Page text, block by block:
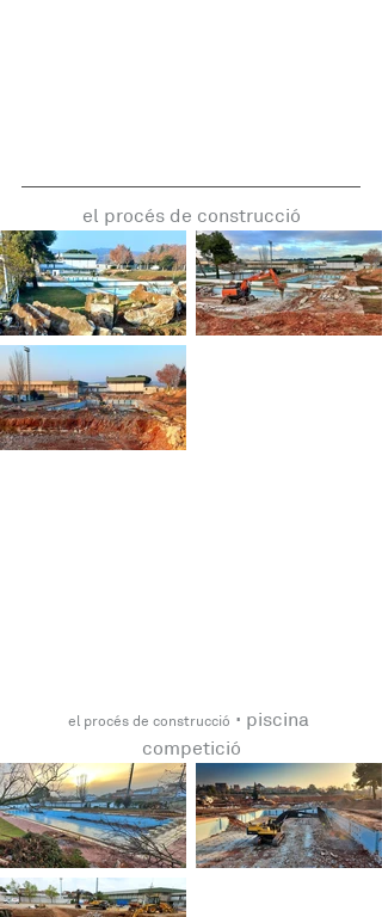
el procés de construcció
el procés de construcció · piscina
competició